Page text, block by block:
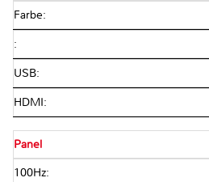
Farbe:
:
USB:
HDMI:
Panel
100Hz: